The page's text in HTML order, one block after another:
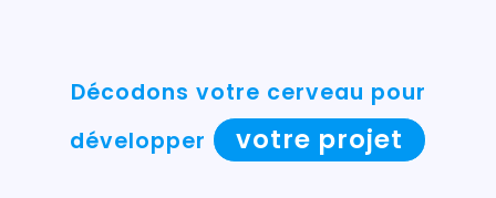
Décodons votre cerveau pour
développer
votre projet